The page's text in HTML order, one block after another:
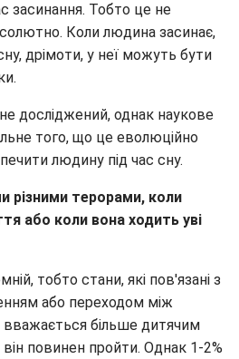
засинання. Тобто це не
Коли людина засинає,
дрімоти, у неї можуть бути
досліджений, однак наукове
того, що це еволюційно
людину під час сну.
різними терорами, коли
або коли вона ходить уві
тобто стани, які пов'язані з
або переходом між
більше дитячим
повинен пройти. Однак 1-2%